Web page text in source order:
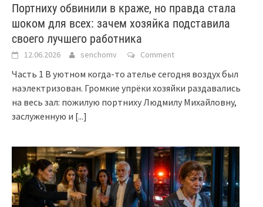
Портниху обвинили в краже, но правда стала
шоком для всех: зачем хозяйка подставила
своего лучшего работника
12.06.2026 senchomv Comment
Часть 1 В уютном когда-то ателье сегодня воздух был
наэлектризован. Громкие упрёки хозяйки раздавались
на весь зал: пожилую портниху Людмилу Михайловну,
заслуженную и [...]